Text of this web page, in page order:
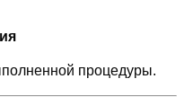
процедуры.